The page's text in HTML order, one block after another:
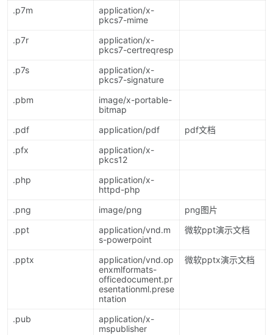
.p7m
application/x-
pkcs7-mime
.p7r
application/x-
pkcs7-certreqresp
.p7s
application/x-
pkcs7-signature
.pbm
image/x-portable-
bitmap
.pdf
application/pdf
pdf文档
.pfx
application/x-
pkcs12
.php
application/x-
httpd-php
.png
image/png
png图片
.ppt
application/vnd.m
s-powerpoint
微软ppt演示文档
.pptx
application/vnd.op
enxmlformats-
officedocument.pr
esentationml.prese
ntation
微软pptx演示文档
.pub
application/x-
mspublisher